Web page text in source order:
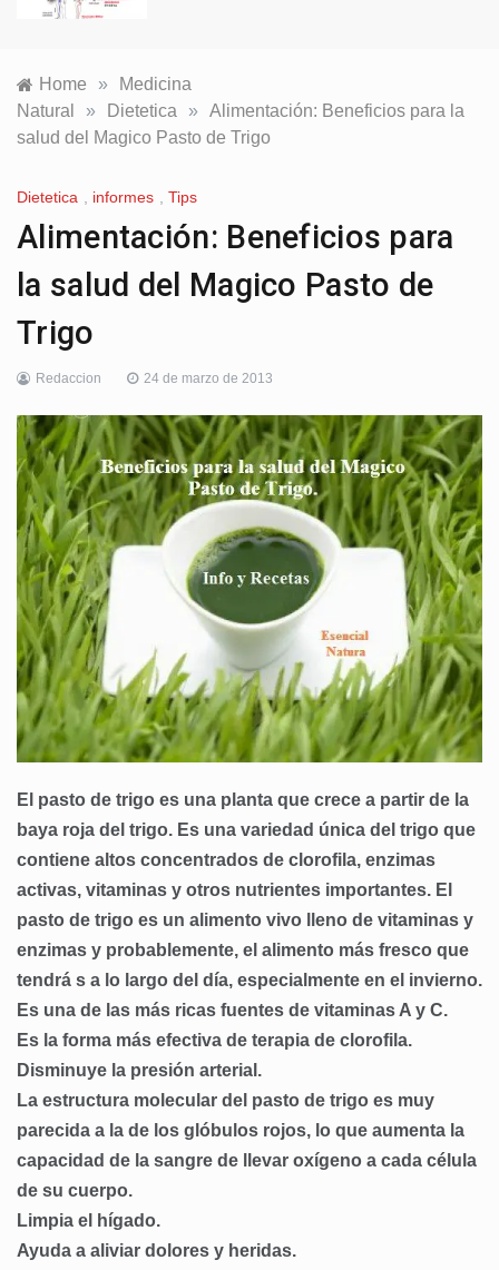
Home »
Medicina
Natural
» Dietetica » Alimentación: Beneficios para la
salud del Magico Pasto de Trigo
Dietetica , informes , Tips
Alimentación: Beneficios para
la salud del Magico Pasto de
Trigo
Redaccion 24 de marzo de 2013
El pasto de trigo es una planta que crece a partir de la
baya roja del trigo. Es una variedad única del trigo que
contiene altos concentrados de clorofila, enzimas
activas, vitaminas y otros nutrientes importantes. El
pasto de trigo es un alimento vivo lleno de vitaminas y
enzimas y probablemente, el alimento más fresco que
tendrá s a lo largo del día, especialmente en el invierno.
Es una de las más ricas fuentes de vitaminas A y C.
Es la forma más efectiva de terapia de clorofila.
Disminuye la presión arterial.
La estructura molecular del pasto de trigo es muy
parecida a la de los glóbulos rojos, lo que aumenta la
capacidad de la sangre de llevar oxígeno a cada célula
de su cuerpo.
Limpia el hígado.
Ayuda a aliviar dolores y heridas.